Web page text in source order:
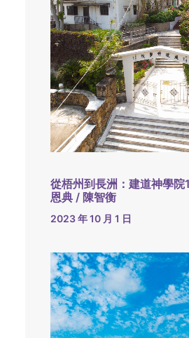
從梧州到長洲：建道神學
恩典 / 陳智衡
2023 年 10 月 1 日